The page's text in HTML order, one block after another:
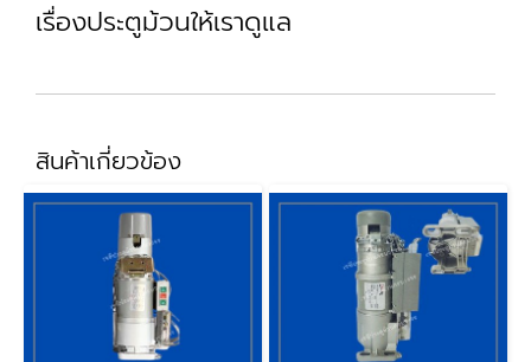
เรื่องประตูม้วนให้เราดูแล
สินค้าเกี่ยวข้อง